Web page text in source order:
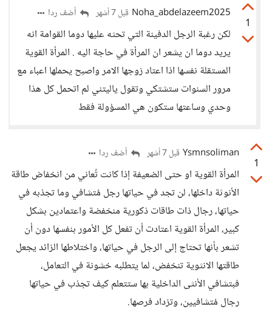
1
Noha_abdelazeem2025 قبل 7 أشهر أضف ردا
لكن رغبة الرجل الدفينة التي تحثه عليها دوما القوامة انه
يريد دوما ان يشعر ان المرأة في حاجة اليه . المرأة القوية
المستقلة نفسها اذا اعتاد زوجها الامر واصبح يحملها اعباء مع
مرور السنوات ستشتكي وتقول ياليتني لم اتحمل كل هذا
وحدي وساعتها ستكون هي المسؤولة فقط
1
Ysmnsoliman قبل 7 أشهر أضف ردا
المرأة القوية او حتى الضعيفة إذا كانت تُعاني من انخفاض طاقة
الأنوثة داخلها، لن تجد في حياتها رجل مُتشافي وما تجذبه في
حياتها، رجال ذات طاقات ذكورية منخفضة واعتمادين بشكل
كبير، المرأة القوية اعتادت أن تفعل كل الأمور بنفسها دون أن
تشعر بأنها تحتاج إلى الرجل في حياتها، واختلاطها الزائد يجعل
طاقتها الانثوية تنخفض، لما يتطلبه خشونة في التعامل،
فبتشافي الأنثى الداخلية بها ستتعلم كيف تجذب في حياتها
رجال مُتشافيين، وتزداد فرصها.